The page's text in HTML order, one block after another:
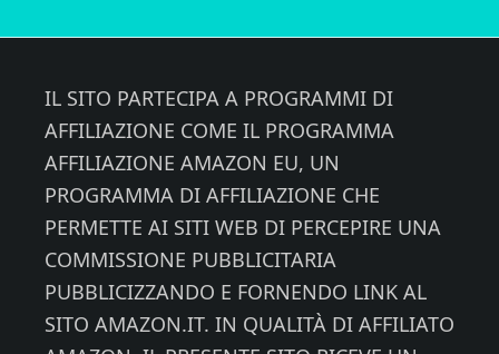
IL SITO PARTECIPA A PROGRAMMI DI
AFFILIAZIONE COME IL PROGRAMMA
AFFILIAZIONE AMAZON EU, UN
PROGRAMMA DI AFFILIAZIONE CHE
PERMETTE AI SITI WEB DI PERCEPIRE UNA
COMMISSIONE PUBBLICITARIA
PUBBLICIZZANDO E FORNENDO LINK AL
SITO AMAZON.IT. IN QUALITÀ DI AFFILIATO